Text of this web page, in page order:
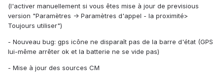
(l'activer manuellement si vous êtes mise à jour de previsious
version "Paramètres -> Paramètres d'appel - la proximité>
Toujours utiliser")
- Nouveau bug: gps icône ne disparaît pas de la barre d'état (GPS
lui-même arrêter ok et la batterie ne se vide pas)
- Mise à jour des sources CM